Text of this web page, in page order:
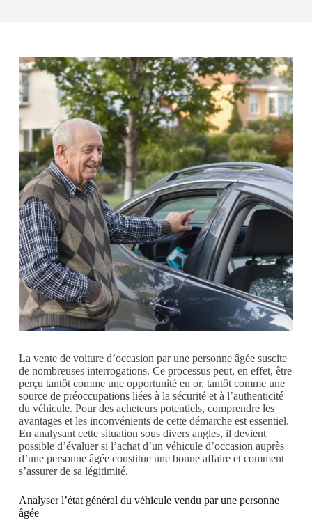
La vente de voiture d’occasion par une personne âgée suscite
de nombreuses interrogations. Ce processus peut, en effet, être
perçu tantôt comme une opportunité en or, tantôt comme une
source de préoccupations liées à la sécurité et à l’authenticité
du véhicule. Pour des acheteurs potentiels, comprendre les
avantages et les inconvénients de cette démarche est essentiel.
En analysant cette situation sous divers angles, il devient
possible d’évaluer si l’achat d’un véhicule d’occasion auprès
d’une personne âgée constitue une bonne affaire et comment
s’assurer de sa légitimité.
Analyser l’état général du véhicule vendu par une personne
âgée